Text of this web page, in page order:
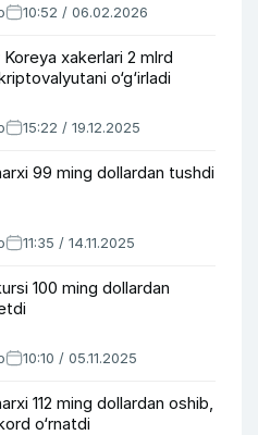
10:52 / 06.02.2026
Koreya xakerlari 2 mlrd
o‘g‘irladi
15:22 / 19.12.2025
99 ming dollardan tushdi
11:35 / 14.11.2025
100 ming dollardan
10:10 / 05.11.2025
112 ming dollardan oshib,
o‘rnatdi